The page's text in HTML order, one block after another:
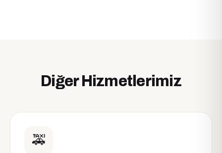
Diğer Hizmetlerimiz
🚕